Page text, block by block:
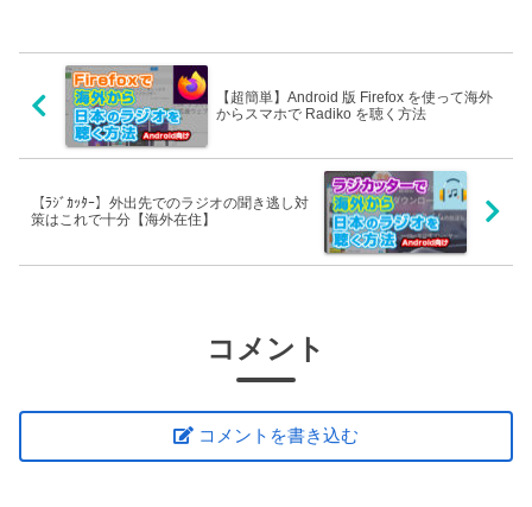
【超簡単】Android 版 Firefox を使って海外
からスマホで Radiko を聴く方法
【ﾗｼﾞｶｯﾀｰ】外出先でのラジオの聞き逃し対
策はこれで十分【海外在住】
コメント
コメントを書き込む